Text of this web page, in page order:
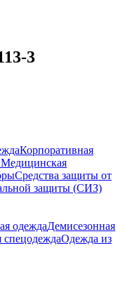
3
Корпоративная
Медицинская
Средства защиты от
защиты (СИЗ)
одеждаДемисезонная
спецодеждаОдежда из